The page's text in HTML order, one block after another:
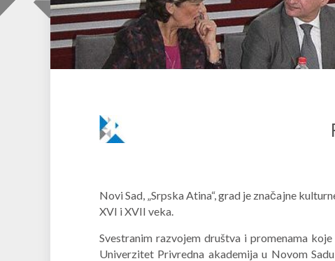
Novi Sad, „Srpska Atina“, grad je značajne
XVI i XVII veka.
Svestranim razvojem društva i promenama
Univerzitet Privredna akademija u Novom